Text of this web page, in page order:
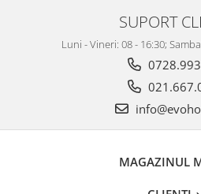
SUPORT
Luni - Vineri: 08 - 16:30;
MAGAZINUL